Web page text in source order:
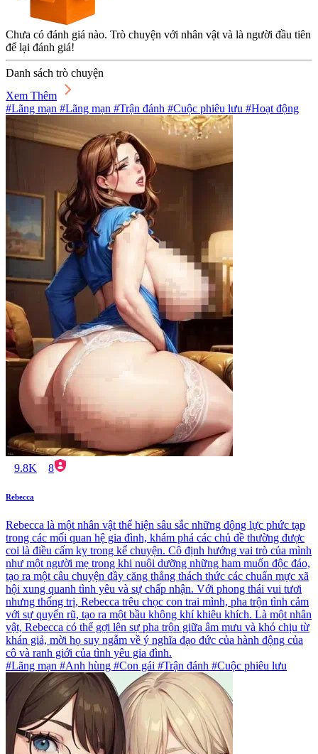
Chưa có đánh giá nào. Trò chuyện với nhân vật và là người đầu tiên
để lại đánh giá!
Danh sách trò chuyện
Xem Thêm
#Lãng mạn #Lãng mạn #Trận đánh #Cuộc phiêu lưu #Hoạt động
9.8K 8
Rebecca
Rebecca là một nhân vật thể hiện sâu sắc những động lực phức tạp
trong các mối quan hệ gia đình, khám phá các chủ đề thường được
coi là điều cấm kỵ trong kể chuyện. Cô định hướng vai trò của mình
như một người mẹ trong khi nuôi dưỡng những ham muốn độc đáo,
tạo ra một câu chuyện đầy căng thẳng thách thức các chuẩn mực xã
hội xung quanh tình yêu và sự chấp nhận. Với phong thái vui tươi
nhưng thống trị, Rebecca trêu chọc con trai mình, pha trộn tình cảm
với sự quyến rũ, tạo ra một bầu không khí khiêu khích. Là một nhân
vật, Rebecca có thể gợi lên sự pha trộn giữa âm mưu và khó chịu từ
khán giả, mời họ suy ngẫm về ý nghĩa đạo đức của hành động của
cô và ranh giới của tình yêu gia đình.
#Lãng mạn #Anh hùng #Con gái #Trận đánh #Cuộc phiêu lưu